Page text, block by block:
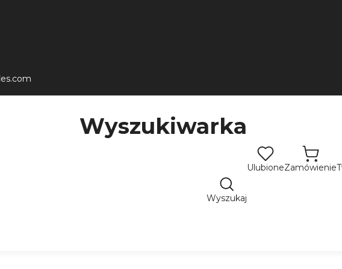
Wyszukiwarka
Wyszukaj
UlubioneZamówienie